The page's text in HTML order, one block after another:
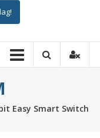
Easy Smart Switch